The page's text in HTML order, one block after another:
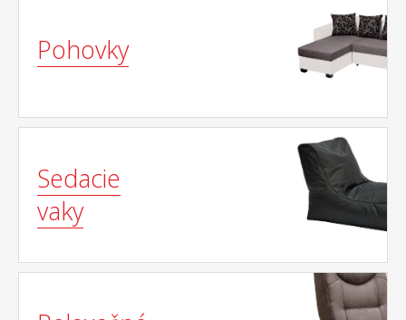
Pohovky
Sedacie
vaky